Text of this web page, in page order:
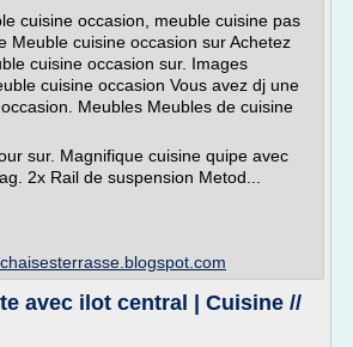
cuisine occasion, meuble cuisine pas
Meuble cuisine occasion sur Achetez
cuisine occasion sur. Images
cuisine occasion Vous avez dj une
Meubles Meubles de cuisine
sur. Magnifique cuisine quipe avec
2x Rail de suspension Metod...
avec ilot central | Cuisine //